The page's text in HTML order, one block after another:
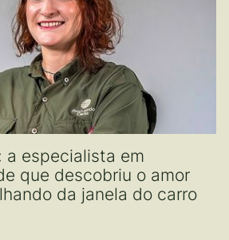
a especialista em
que descobriu o amor
da janela do carro